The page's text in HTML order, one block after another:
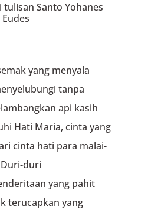
tulisan Santo Yohanes
Eudes
yang menyala
tanpa
api kasih
Hati Maria, cinta yang
cinta hati para malai­
duri
yang pahit
terucapkan yang